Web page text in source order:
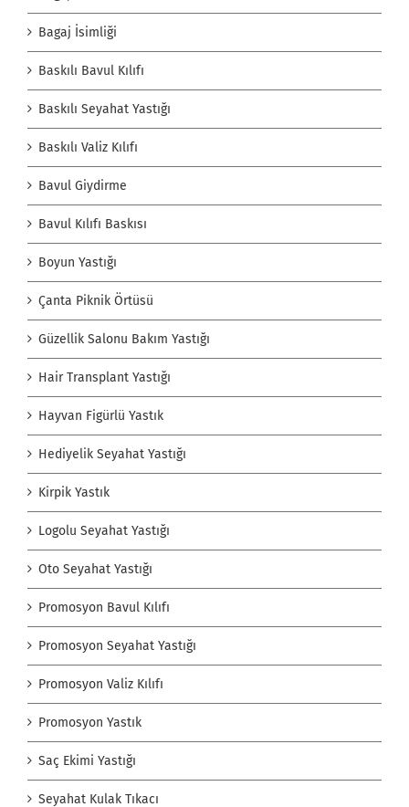
Bagaj İsimliği
Baskılı Bavul Kılıfı
Baskılı Seyahat Yastığı
Baskılı Valiz Kılıfı
Bavul Giydirme
Bavul Kılıfı Baskısı
Boyun Yastığı
Çanta Piknik Örtüsü
Güzellik Salonu Bakım Yastığı
Hair Transplant Yastığı
Hayvan Figürlü Yastık
Hediyelik Seyahat Yastığı
Kirpik Yastık
Logolu Seyahat Yastığı
Oto Seyahat Yastığı
Promosyon Bavul Kılıfı
Promosyon Seyahat Yastığı
Promosyon Valiz Kılıfı
Promosyon Yastık
Saç Ekimi Yastığı
Seyahat Kulak Tıkacı